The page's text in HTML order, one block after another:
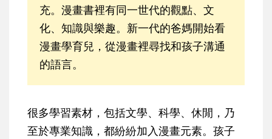
充。漫畫書裡有同一世代的觀點、文
化、知識與樂趣。新一代的爸媽開始看
漫畫學育兒，從漫畫裡尋找和孩子溝通
的語言。
很多學習素材，包括文學、科學、休閒，乃
至於專業知識，都紛紛加入漫畫元素。孩子